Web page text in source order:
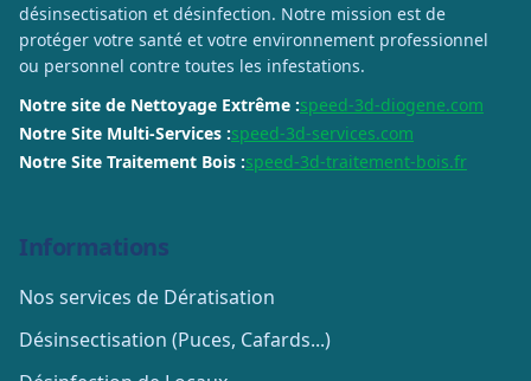
désinsectisation et désinfection. Notre mission est de
protéger votre santé et votre environnement professionnel
ou personnel contre toutes les infestations.
Notre site de Nettoyage Extrême :speed-3d-diogene.com
Notre Site Multi-Services :speed-3d-services.com
Notre Site Traitement Bois :speed-3d-traitement-bois.fr
Informations
Nos services de Dératisation
Désinsectisation (Puces, Cafards...)